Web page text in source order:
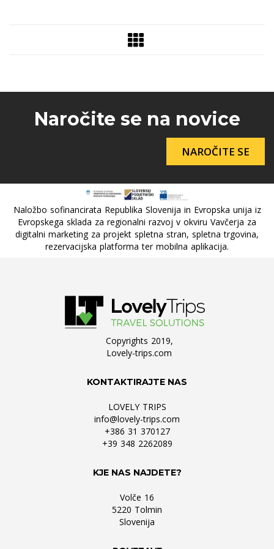
Naročite se na novice
NAROČITE SE
Naložbo sofinancirata Republika Slovenija in Evropska unija iz
Evropskega sklada za regionalni razvoj v okviru Vavčerja za
digitalni marketing za projekt spletna stran, spletna trgovina,
rezervacijska platforma ter mobilna aplikacija.
Copyrights 2019,
Lovely-trips.com
KONTAKTIRAJTE NAS
LOVELY TRIPS
info@lovely-trips.com
+386 31 370127
+39 348 2262089
KJE NAS NAJDETE?
Volče 16
5220 Tolmin
Slovenija